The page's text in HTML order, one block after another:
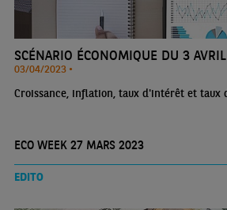
SCÉNARIO ÉCONOMIQUE DU 3
03/04/2023 •
Croissance, inflation, taux d'intérêt et taux
ECO WEEK 27 MARS 2023
EDITO